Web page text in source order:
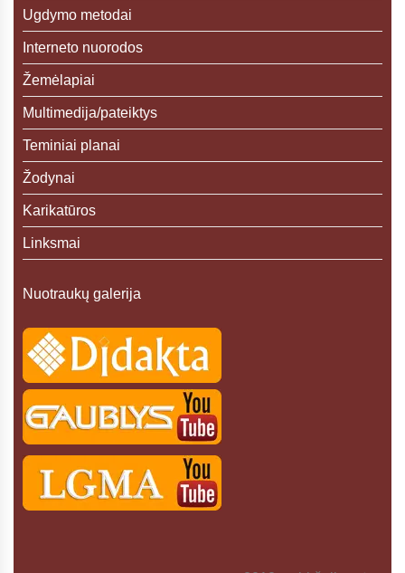
Ugdymo metodai
Interneto nuorodos
Žemėlapiai
Multimedija/pateiktys
Teminiai planai
Žodynai
Karikatūros
Linksmai
Nuotraukų galerija